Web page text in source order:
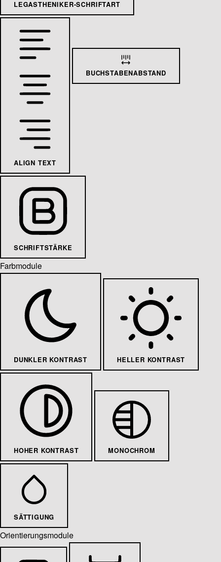
LEGASTHENIKER-SCHRIFTART
ALIGN TEXT
BUCHSTABENABSTAND
SCHRIFTSTÄRKE
Farbmodule
DUNKLER KONTRAST HELLER KONTRAST
HOHER KONTRAST MONOCHROM
SÄTTIGUNG
Orientierungsmodule